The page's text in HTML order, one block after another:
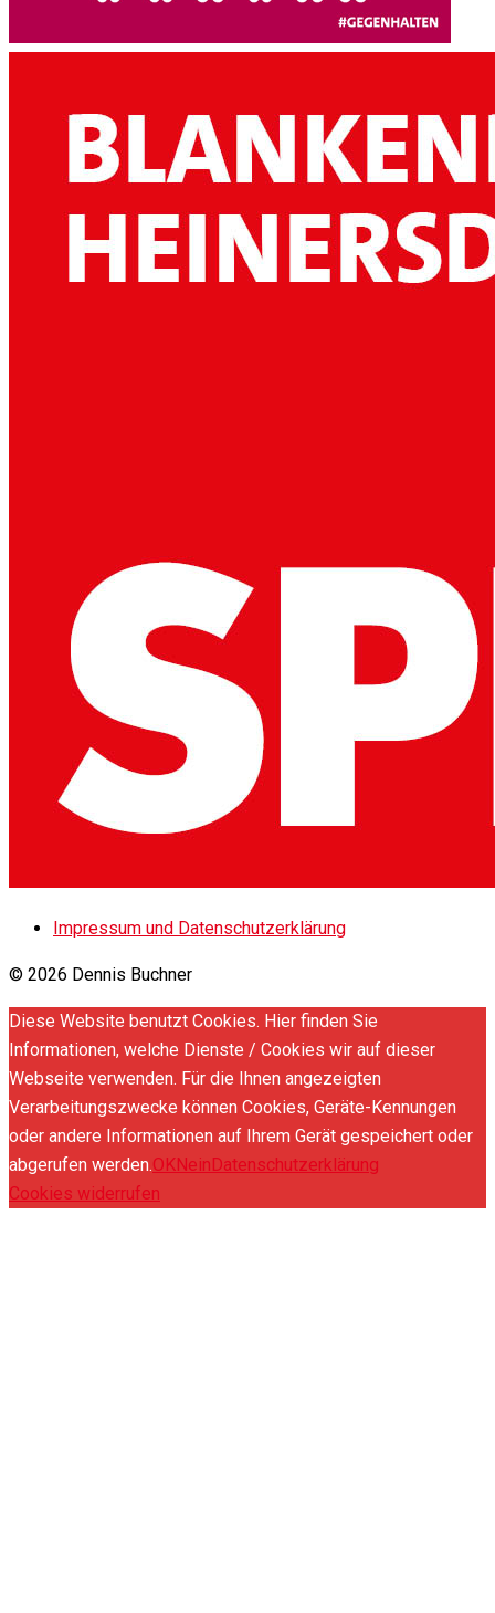
Impressum und Datenschutzerklärung
© 2026 Dennis Buchner
Diese Website benutzt Cookies. Hier finden Sie
Informationen, welche Dienste / Cookies wir auf dieser
Webseite verwenden. Für die Ihnen angezeigten
Verarbeitungszwecke können Cookies, Geräte-Kennungen
oder andere Informationen auf Ihrem Gerät gespeichert oder
abgerufen werden.OKNeinDatenschutzerklärung
Cookies widerrufen